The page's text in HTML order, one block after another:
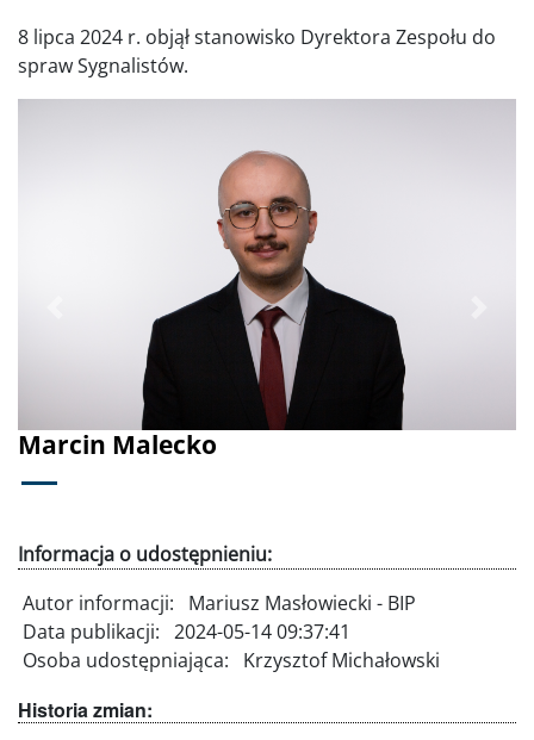
8 lipca 2024 r. objął stanowisko Dyrektora Zespołu do
spraw Sygnalistów.
Marcin Malecko
Poprzednie
Informacja o udostępnieniu:
Autor informacji:
Mariusz Masłowiecki - BIP
Data publikacji: 2024-05-14 09:37:41
Osoba udostępniająca:
Krzysztof Michałowski
Historia zmian: